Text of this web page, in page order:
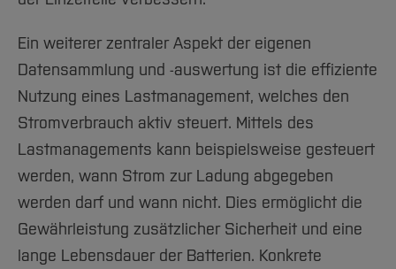
Ein weiterer zentraler Aspekt der eigenen
Datensammlung und -auswertung ist die effiziente
Nutzung eines Lastmanagement, welches den
Stromverbrauch aktiv steuert. Mittels des
Lastmanagements kann beispielsweise gesteuert
werden, wann Strom zur Ladung abgegeben
werden darf und wann nicht. Dies ermöglicht die
Gewährleistung zusätzlicher Sicherheit und eine
lange Lebensdauer der Batterien. Konkrete